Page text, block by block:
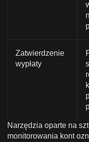
Zatwierdzenie
wypłaty
Narzędzia oparte na
monitorowania kont